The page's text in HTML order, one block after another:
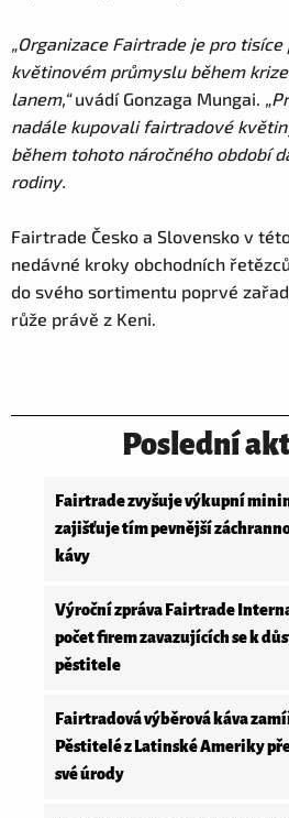
Poslední
Fairtrade zvyšuje výkupní
zajišťuje tím pevnější
kávy
Výroční zpráva Fairtrade
počet firem zavazujících se k
pěstitele
Fairtradová výběrová káva
Pěstitelé z Latinské Ameriky
své úrody
„Organizace Fairtrade je pro
květinovém průmyslu během
lanem,“uvádí Gonzaga Mungai.
nadále kupovali fairtradové
během tohoto náročného období
rodiny.
Fairtrade Česko a Slovensko v
nedávné kroky obchodních
do svého sortimentu poprvé
růže právě z Keni.